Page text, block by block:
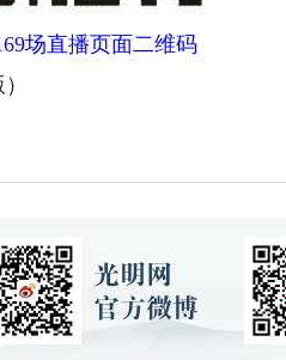
场直播页面二维码